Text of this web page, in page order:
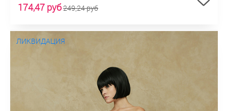
174,47 руб249,24 руб
ЛИКВИДАЦИЯ